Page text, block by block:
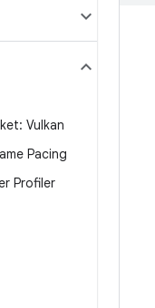
Vulkan
Pacing
Profiler